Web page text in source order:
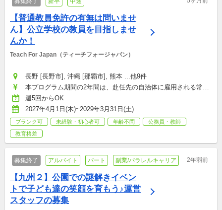
【普通教員免許の有無は問いませ
ん】公立学校の教員を目指しませ
んか！
Teach For Japan（ティーチフォージャパン）
長野 [長野市], 沖縄 [那覇市], 熊本 ...他9件
本プログラム期間の2年間は、赴任先の自治体に雇用される常勤
講師(地方公共団体の教育職員)として勤務していただきます。
Teach For Japanとの雇用関係は発生致しません。 そのため原則
として、就労条件・待遇・福利厚生などは雇用主となる赴任先の
自治体の規定に従います。：月給220,000〜400,000円
週5回からOK
2027年4月1日(木)~2029年3月31日(土)
ブランク可 未経験・初心者可 年齢不問
公務員・教師
教育格差
募集終了 アルバイト パート 副業/パラレルキャリア 2年弱前
【九州２】公園での謎解きイベン
トで子ども達の笑顔を育もう♪運営
スタッフの募集